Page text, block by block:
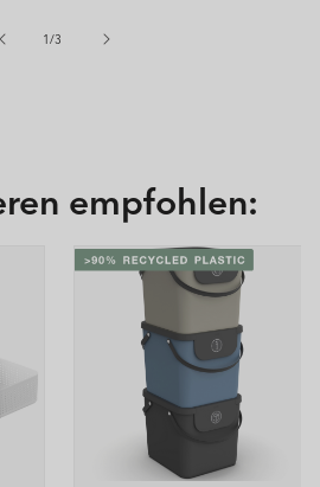
1/
von
3
empfohlen: